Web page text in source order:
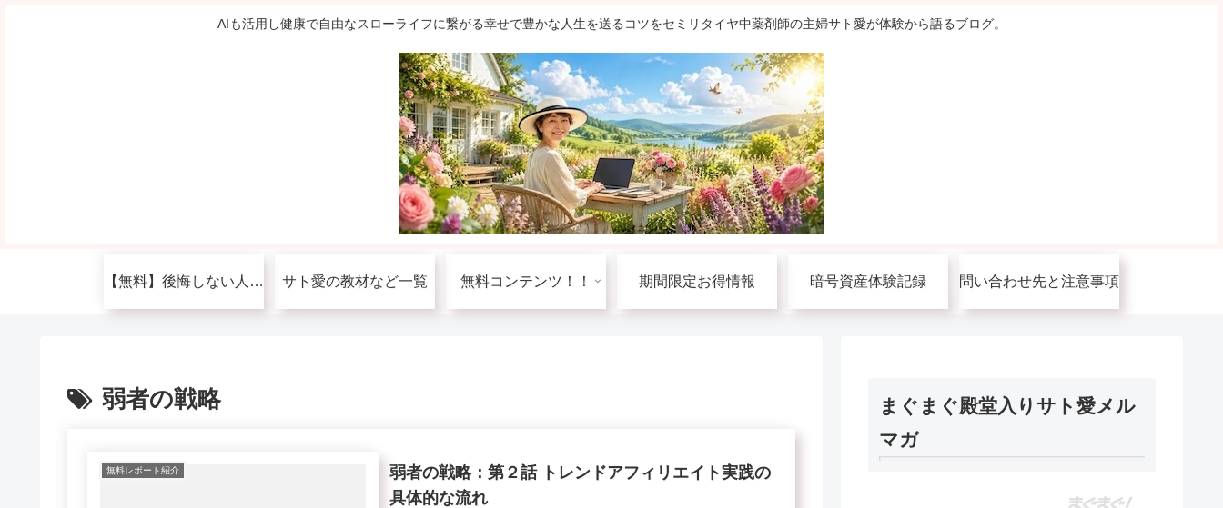
AIも活用し健康で自由なスローライフに繋がる幸せで豊かな人生を送るコツをセミリタイヤ中薬剤師の主婦サト愛が体験から語るブログ。
【無料】後悔しない人生を送りたい人へ サト愛の教材など一覧 無料コンテンツ！！ 期間限定お得情報 暗号資産体験記録 問い合わせ先と注意事項
弱者の戦略
無料レポート紹介
弱者の戦略：第２話 トレンドアフィリエイト実践の
具体的な流れ
まぐまぐ殿堂入りサト愛メル
マガ